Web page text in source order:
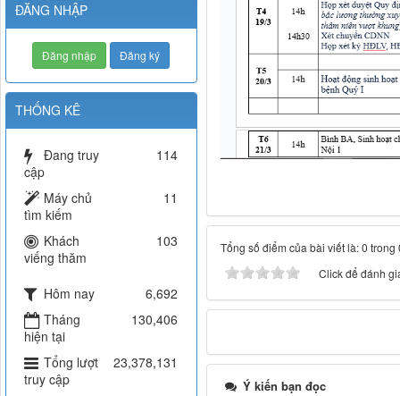
Tổng số điểm của bài viết là: 0 trong
Click để đánh
Ý kiến bạn đọc
ĐĂNG NHẬP
Đăng nhập Đăng ký
THỐNG KÊ
Đang truy
cập
114
Máy chủ
tìm kiếm
11
Khách
viếng thăm
103
Hôm nay
6,692
Tháng
hiện tại
130,406
Tổng lượt
truy cập
23,378,131